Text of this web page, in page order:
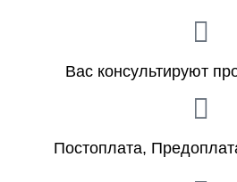
Вас консультируют
Постоплата,